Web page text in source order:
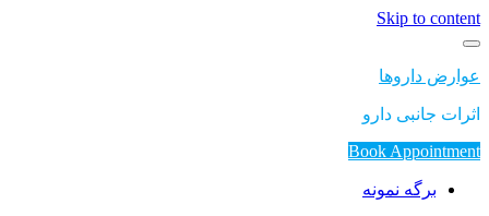
Skip to content
عوارض داروها
اثرات جانبی دارو
Book Appointment
برگه نمونه